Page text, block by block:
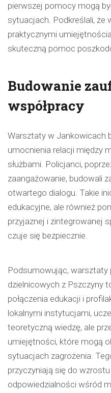
pierwszej pomocy mogą
sytuacjach. Podkreślali, że
praktycznymi
skuteczną pomoc
Budowanie
współpracy
Warsztaty w Jankowicach
umocnienia relacji między
służbami. Policjanci,
zaangażowanie, budowali
otwartego dialogu. Takie
edukacyjne, ale również
przyjaznej i zintegrowanej
czuje się bezpiecznie.
Podsumowując, warsztaty
dzielnicowych z Pszczyny
połączenia edukacji i
lokalnymi instytucjami,
teoretyczną wiedzę, ale
umiejętności, które mogą
sytuacjach zagrożenia.
przyczyniają się do
odpowiedzialności wśród